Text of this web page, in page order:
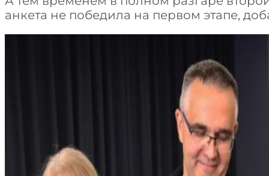
анкета не победила на первом этапе,